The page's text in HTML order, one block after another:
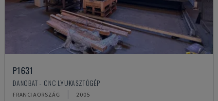
P1631
DANOBAT - CNC LYUKASZTÓGÉP
FRANCIAORSZÁG 2005